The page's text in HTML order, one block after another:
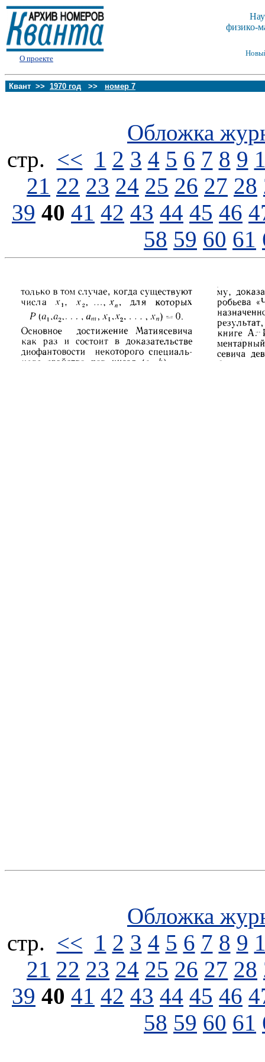
О проекте
физико-
Квант >> 1970 год >> номер 7
Обложка
стp. << 1 2 3 4 5 6 7 8 9
21 22 23 24 25 26 27 28
39 40 41 42 43 44 45 46
58 59 60 61
Обложка
стp. << 1 2 3 4 5 6 7 8 9
21 22 23 24 25 26 27 28
39 40 41 42 43 44 45 46
58 59 60 61